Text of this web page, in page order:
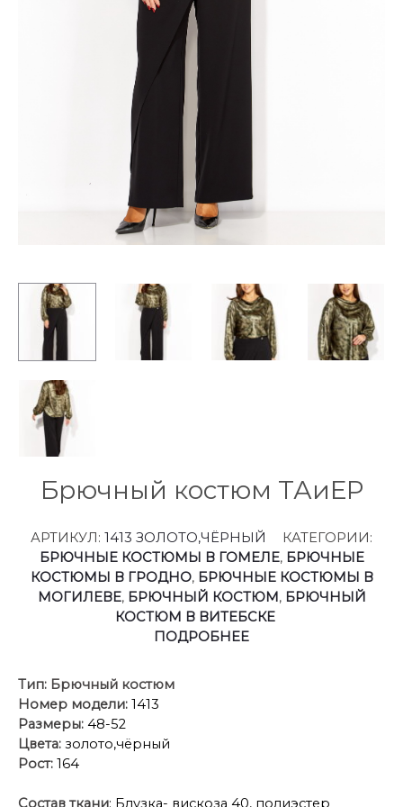
Брючный костюм ТАиЕР
АРТИКУЛ: 1413 ЗОЛОТО,ЧЁРНЫЙ
КАТЕГОРИИ:
БРЮЧНЫЕ КОСТЮМЫ В ГОМЕЛЕ, БРЮЧНЫЕ
КОСТЮМЫ В ГРОДНО, БРЮЧНЫЕ КОСТЮМЫ В
МОГИЛЕВЕ, БРЮЧНЫЙ КОСТЮМ, БРЮЧНЫЙ
КОСТЮМ В ВИТЕБСКЕ
ПОДРОБНЕЕ
Тип: Брючный костюм
Номер модели: 1413
Размеры: 48-52
Цвета: золото,чёрный
Рост: 164
Состав ткани: Блузка- вискоза 40, полиэстер